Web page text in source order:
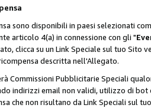
sono disponibili in paesi selezionati
articolo 4(a) in connessione con gli "
clicca su un Link Speciale sul tuo Sito
descritta nell'Allegato.
Commissioni Pubblicitarie Speciali
indirizzi email non validi, utilizzo di bot
che non risultano da Link Speciali sul